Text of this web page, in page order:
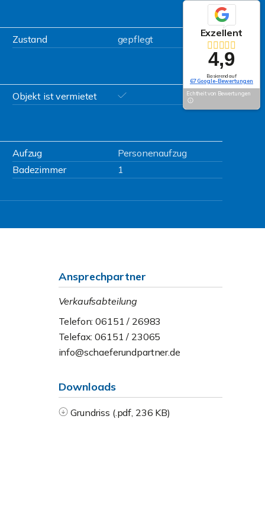
Zustand gepflegt
Objekt ist vermietet
Aufzug
Personenaufzug
Badezimmer
1
Ansprechpartner
Verkaufsabteilung
Telefon: 06151 / 26983
Telefax: 06151 / 23065
info@schaeferundpartner.de
Downloads
Grundriss (.pdf, 236 KB)
Exzellent
4,9
Basierend auf
67 Google-Bewertungen
Echtheit von Bewertungen